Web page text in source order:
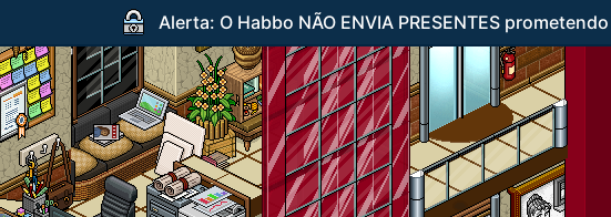
Alerta: O Habbo NÃO ENVIA PRESENTES